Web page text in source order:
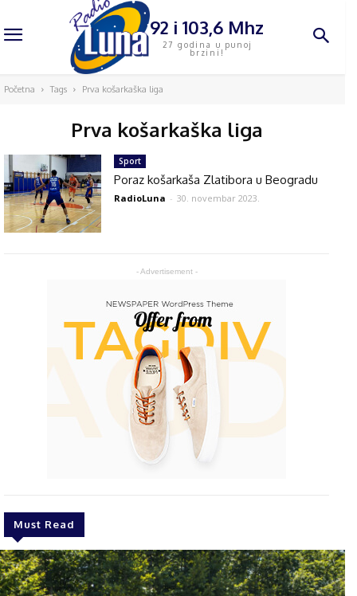
92 i 103,6 Mhz
27 godina u punoj
brzini!
Početna Tags Prva košarkaška liga
Prva košarkaška liga
- Advertisement -
Must Read
Sport
Poraz košarkaša Zlatibora u Beogradu
RadioLuna - 30. novembar 2023.